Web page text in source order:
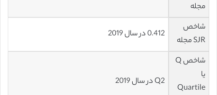
مجله
شاخص
SJR مجله
0.412 در سال 2019
شاخص Q
یا
Quartile
Q2 در سال 2019